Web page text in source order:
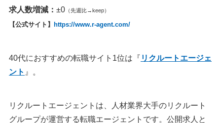
4. 3～5社登録して、合う1～2社に絞る
1. 実績は数字と役割で伝える
40代の転職サイトに関するよくある質問
求人数増減： ±0 （先週比→keep）
【公式サイト】 https://www.r-agent.com/
40代におすすめの転職サイト1位は『 リクルートエージェ
ント 』。
リクルートエージェントは、人材業界大手のリクルート
グループが運営する転職エージェントです。公開求人と